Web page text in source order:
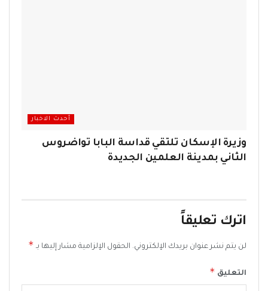
أحدث الاخبار
وزيرة الإسكان تلتقي قداسة البابا تواضروس
الثاني بمدينة العلمين الجديدة
اترك تعليقاً
لن يتم نشر عنوان بريدك الإلكتروني. الحقول الإلزامية مشار إليها بـ *
التعليق *